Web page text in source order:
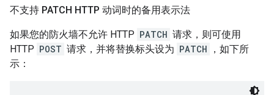
不支持 PATCH HTTP 动词时的备用表示法
如果您的防火墙不允许 HTTP PATCH 请求，则可使用
HTTP POST 请求，并将替换标头设为 PATCH
，如下所
示：